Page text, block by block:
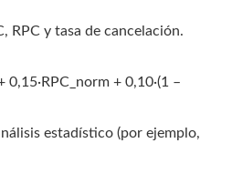
RPC y tasa de cancelación.
0,15·RPC_norm + 0,10·(1 –
estadístico (por ejemplo,